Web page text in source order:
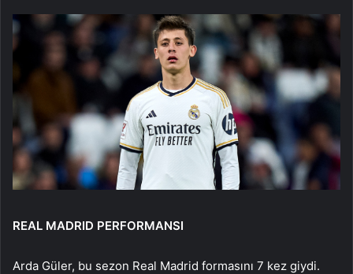
REAL MADRID PERFORMANSI
Arda Güler, bu sezon Real Madrid formasını 7 kez giydi.